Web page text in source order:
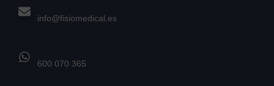
info@fisiomedical.es
600 070 365